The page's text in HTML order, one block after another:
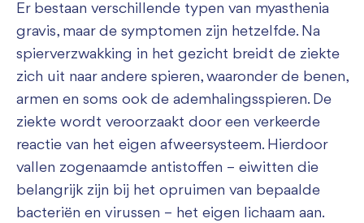
Er bestaan verschillende typen van myasthenia
gravis, maar de symptomen zijn hetzelfde. Na
spierverzwakking in het gezicht breidt de ziekte
zich uit naar andere spieren, waaronder de benen,
armen en soms ook de ademhalingsspieren. De
ziekte wordt veroorzaakt door een verkeerde
reactie van het eigen afweersysteem. Hierdoor
vallen zogenaamde antistoffen – eiwitten die
belangrijk zijn bij het opruimen van bepaalde
bacteriën en virussen – het eigen lichaam aan.